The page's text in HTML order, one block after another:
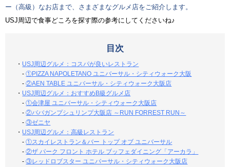
ー（高級）なお店まで、さまざまなグルメ店をご紹介します。
USJ周辺で食事どころを探す際の参考にしてくださいね♪
目次
・ USJ周辺グルメ：コスパが良いレストラン
-①PIZZA NAPOLETANO ユニバーサル・シティウォーク大阪
-②AEN TABLE ユニバーサル・シティウォーク大阪店
・ USJ周辺グルメ：おすすめB級グルメ店
-①会津屋 ユニバーサル・シティウォーク大阪店
-②ババガンプシュリンプ大阪店 ～RUN FORREST RUN～
-③ゼニヤ
・ USJ周辺グルメ：高級レストラン
-①スカイレストラン＆バー トップ オブ ユニバーサル
-②ザ パーク フロント ホテル ブッフェダイニング「アーカラ」
-③レッドロブスター ユニバーサル・シティウォーク大阪店